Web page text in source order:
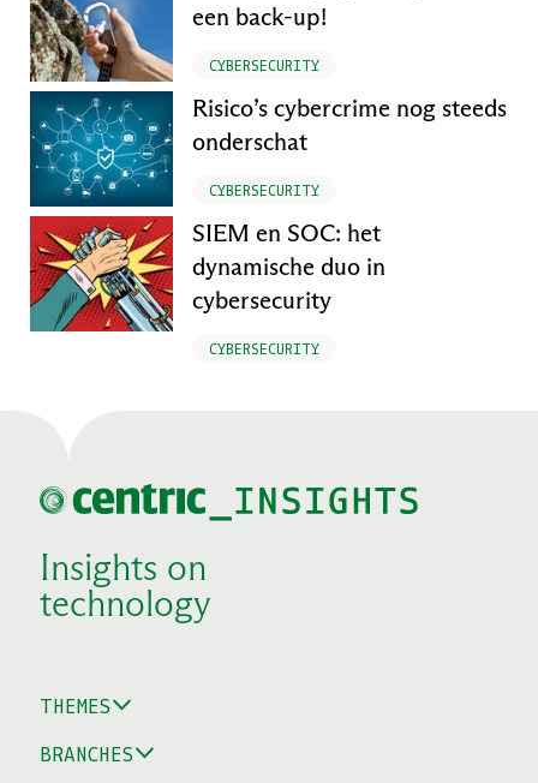
een back-up!
CYBERSECURITY
Risico’s cybercrime nog steeds
onderschat
CYBERSECURITY
SIEM en SOC: het
dynamische duo in
cybersecurity
CYBERSECURITY
Insights on
technology
THEMES
BRANCHES